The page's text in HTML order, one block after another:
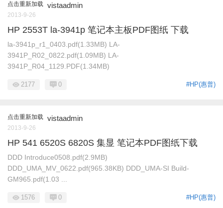
点击重新加载 vistaadmin
2013-9-26
HP 2553T la-3941p 笔记本主板PDF图纸 下载
la-3941p_r1_0403.pdf(1.33MB) LA-
3941P_R02_0822.pdf(1.09MB) LA-
3941P_R04_1129.PDF(1.34MB)
#HP(惠普)
2177 0
点击重新加载 vistaadmin
2013-9-26
HP 541 6520S 6820S 集显 笔记本PDF图纸下载
DDD Introduce0508.pdf(2.9MB)
DDD_UMA_MV_0622.pdf(965.38KB) DDD_UMA-SI Build-
GM965.pdf(1.03 ...
#HP(惠普)
1576 0